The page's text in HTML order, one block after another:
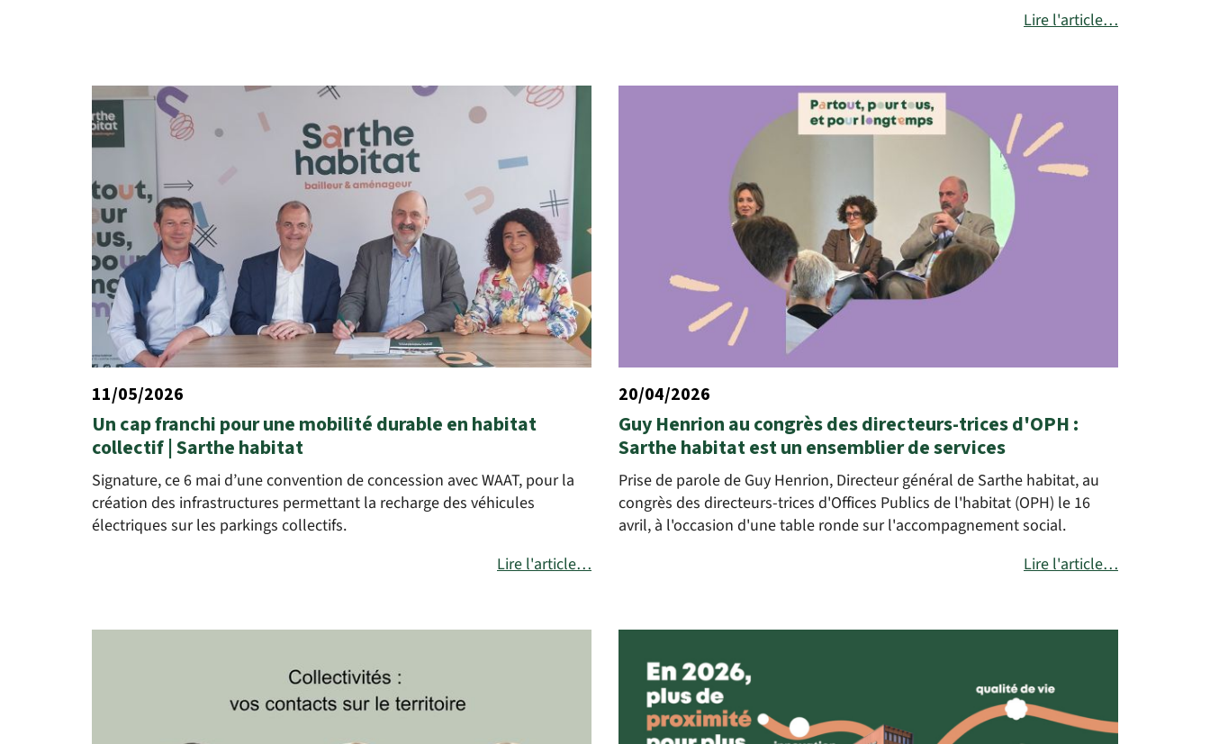
Lire l'article…
11/05/2026
Un cap franchi pour une mobilité durable en habitat
collectif | Sarthe habitat
Signature, ce 6 mai d’une convention de concession avec WAAT, pour la
création des infrastructures permettant la recharge des véhicules
électriques sur les parkings collectifs.
Lire l'article…
20/04/2026
Guy Henrion au congrès des directeurs-trices d'OPH :
Sarthe habitat est un ensemblier de services
Prise de parole de Guy Henrion, Directeur général de Sarthe habitat, au
congrès des directeurs-trices d'Offices Publics de l'habitat (OPH) le 16
avril, à l'occasion d'une table ronde sur l'accompagnement social.
Lire l'article…